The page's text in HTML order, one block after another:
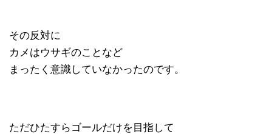
その反対に
カメはウサギのことなど
まったく意識していなかったのです。
ただひたすらゴールだけを目指して